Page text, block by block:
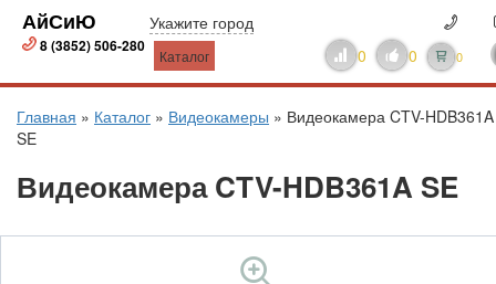
АйСиЮ
8 (3852) 506-280
Укажите город
Каталог 0 0 0
Главная » Каталог » Видеокамеры » Видеокамера CTV-HDB361A
SE
Видеокамера CTV-HDB361A SE